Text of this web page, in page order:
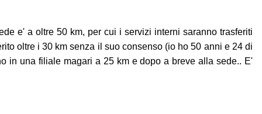
e' a oltre 50 km, per cui i servizi interni saranno trasferiti
oltre i 30 km senza il suo consenso (io ho 50 anni e 24 di
in una filiale magari a 25 km e dopo a breve alla sede.. E'